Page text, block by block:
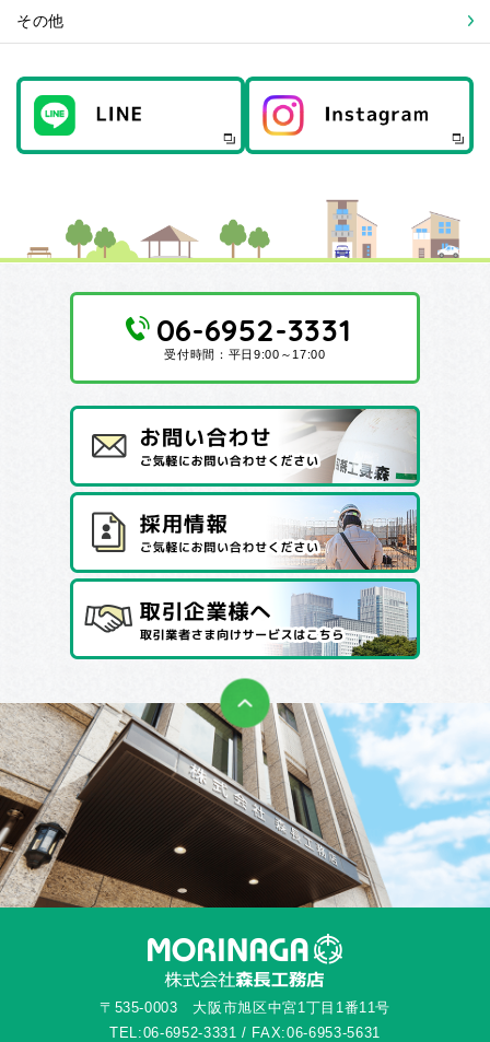
その他
06-6952-3331
受付時間：平日9:00～17:00
〒535-0003 大阪市旭区中宮1丁目1番11号
TEL:06-6952-3331 / FAX:06-6953-5631